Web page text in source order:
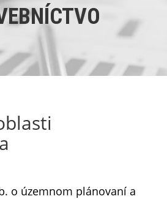
o územnom plánovaní a